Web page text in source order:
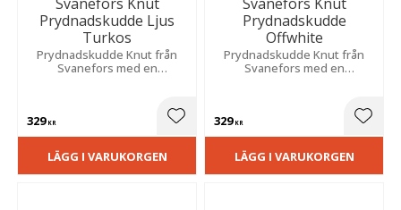
Prydnadskudde Ljus
Turkos
​Prydnadskudde Knut från
Svanefors med en
329KR Lägg till i favoriter
LÄGG I VARUKORGEN
Prydnadskudde
Offwhite
​Prydnadskudde Knut från
Svanefors med en
329KR
LÄGG I VARUKORGEN